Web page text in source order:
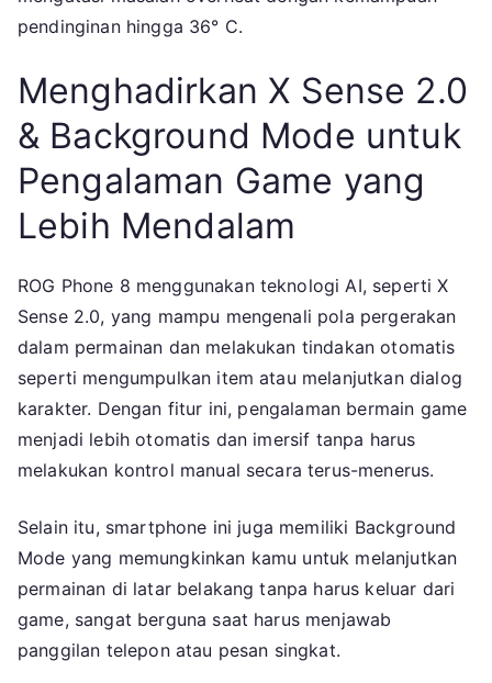
pendinginan hingga 36° C.
Menghadirkan X Sense 2.0
& Background Mode untuk
Pengalaman Game yang
Lebih Mendalam
ROG Phone 8 menggunakan teknologi AI, seperti X
Sense 2.0, yang mampu mengenali pola pergerakan
dalam permainan dan melakukan tindakan otomatis
seperti mengumpulkan item atau melanjutkan dialog
karakter. Dengan fitur ini, pengalaman bermain game
menjadi lebih otomatis dan imersif tanpa harus
melakukan kontrol manual secara terus-menerus.
Selain itu, smartphone ini juga memiliki Background
Mode yang memungkinkan kamu untuk melanjutkan
permainan di latar belakang tanpa harus keluar dari
game, sangat berguna saat harus menjawab
panggilan telepon atau pesan singkat.